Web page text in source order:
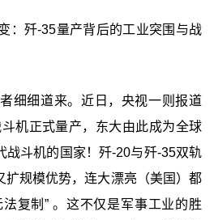
：歼-35量产背后的工业突围与战
细细道来。近日，央视一则报道
机正式量产，东大由此成为全球
战斗机的国家！歼-20与歼-35双轨
扩规模优势，连大漂亮（美国）都
复制” 。这不仅是军事工业的胜